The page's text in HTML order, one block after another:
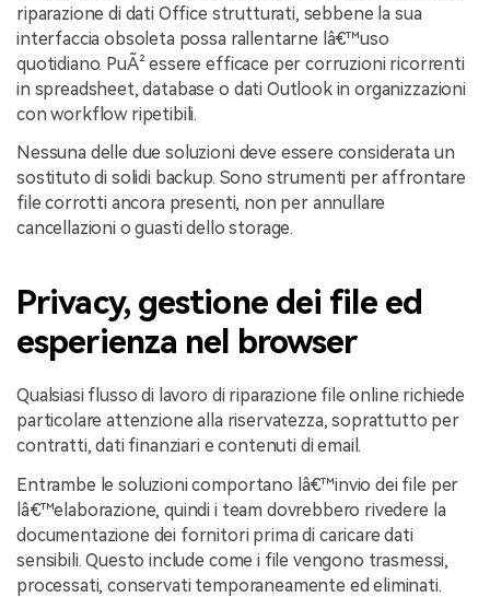
riparazione di dati Office strutturati, sebbene la sua
interfaccia obsoleta possa rallentarne lâ€™uso
quotidiano. PuÃ² essere efficace per corruzioni ricorrenti
in spreadsheet, database o dati Outlook in organizzazioni
con workflow ripetibili.
Nessuna delle due soluzioni deve essere considerata un
sostituto di solidi backup. Sono strumenti per affrontare
file corrotti ancora presenti, non per annullare
cancellazioni o guasti dello storage.
Privacy, gestione dei file ed
esperienza nel browser
Qualsiasi flusso di lavoro di riparazione file online richiede
particolare attenzione alla riservatezza, soprattutto per
contratti, dati finanziari e contenuti di email.
Entrambe le soluzioni comportano lâ€™invio dei file per
lâ€™elaborazione, quindi i team dovrebbero rivedere la
documentazione dei fornitori prima di caricare dati
sensibili. Questo include come i file vengono trasmessi,
processati, conservati temporaneamente ed eliminati.